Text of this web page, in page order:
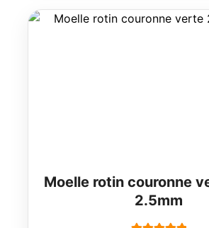
Moelle rotin couronne
2.5mm